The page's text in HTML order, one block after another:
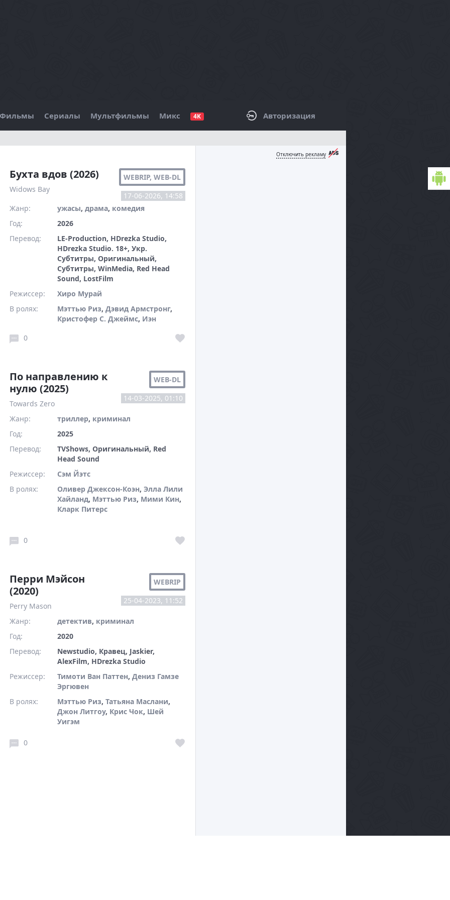
Фильмы Сериалы Мультфильмы Микс 4K Авторизация
Бухта вдов (2026)
Widows Bay
WEBRIP, WEB-DL
17-06-2026, 14:58
Жанр:
ужасы, драма, комедия
Год:
2026
Перевод:
LE-Production, HDrezka Studio,
HDrezka Studio. 18+, Укр.
Субтитры, Оригинальный,
Субтитры, WinMedia, Red Head
Sound, LostFilm
Режиссер:
Хиро Мурай
В ролях:
Мэттью Риз, Дэвид Армстронг,
Кристофер С. Джеймс, Иэн
0
По направлению к
нулю (2025)
Towards Zero
WEB-DL
14-03-2025, 01:10
Жанр: триллер, криминал
Год:
2025
Перевод:
TVShows, Оригинальный, Red
Head Sound
Режиссер:
Сэм Йэтс
В ролях:
Оливер Джексон-Коэн, Элла Лили
Хайланд, Мэттью Риз, Мими Кин,
Кларк Питерс
0
Перри Мэйсон
(2020)
Perry Mason
WEBRIP
25-04-2023, 11:52
Жанр: детектив, криминал
Год:
2020
Перевод:
Newstudio, Кравец, Jaskier,
AlexFilm, HDrezka Studio
Режиссер:
Тимоти Ван Паттен, Дениз Гамзе
Эргювен
В ролях:
Мэттью Риз, Татьяна Маслани,
Джон Литгоу, Крис Чок, Шей
Уигэм
0
БОКОВАЯ ПАНЕЛЬ / ФИЛЬТРЫ
Отключить рекламу